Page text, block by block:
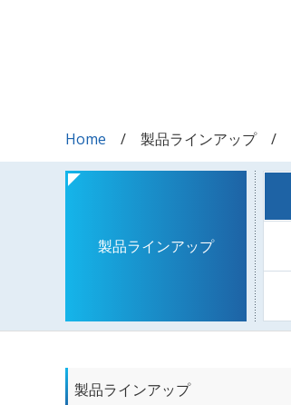
Home 製品ラインアップ
製品ラインアップ
製品ラインアップ